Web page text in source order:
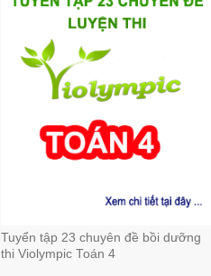
Tuyển tập 23 chuyên đề bồi dưỡng
thi Violympic Toán 4